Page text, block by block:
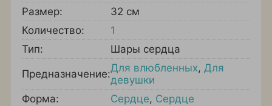
Размер:
32 см
Количество:
1
Тип:
Шары сердца
Предназначение:Для влюбленных, Для
девушки
Форма:
Сердце, Сердце